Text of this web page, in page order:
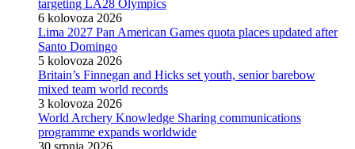
targeting LA28 Olympics
6 kolovoza 2026
Lima 2027 Pan American Games quota places updated after
Santo Domingo
5 kolovoza 2026
Britain’s Finnegan and Hicks set youth, senior barebow
mixed team world records
3 kolovoza 2026
World Archery Knowledge Sharing communications
programme expands worldwide